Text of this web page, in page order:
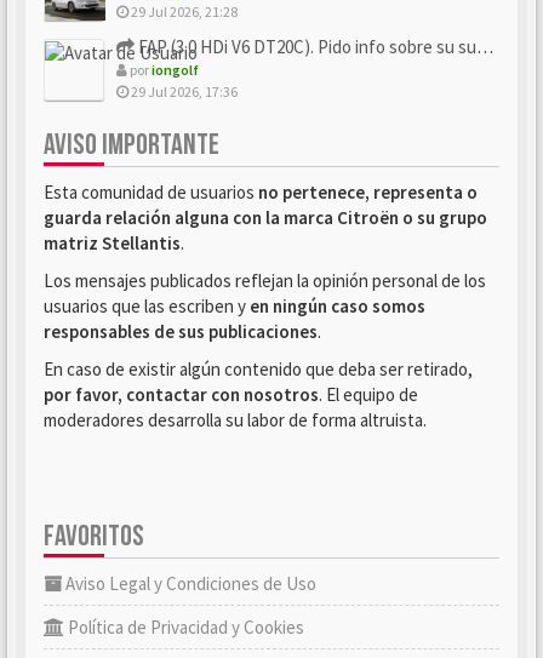
29 Jul 2026, 21:28
FAP (3.0 HDi V6 DT20C). Pido info sobre su sustitución
poriongolf
29 Jul 2026, 17:36
AVISO IMPORTANTE
Esta comunidad de usuarios no pertenece, representa o
guarda relación alguna con la marca Citroën o su grupo
matriz Stellantis.
Los mensajes publicados reflejan la opinión personal de los
usuarios que las escriben y en ningún caso somos
responsables de sus publicaciones.
En caso de existir algún contenido que deba ser retirado,
por favor, contactar con nosotros. El equipo de
moderadores desarrolla su labor de forma altruista.
FAVORITOS
Aviso Legal y Condiciones de Uso
Política de Privacidad y Cookies